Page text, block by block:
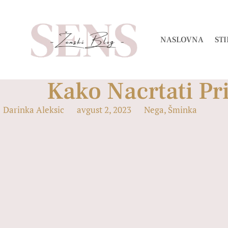
NASLOVNA
Kako Nacrtati
Darinka Aleksic avgust 2, 2023 Nega, Šminka